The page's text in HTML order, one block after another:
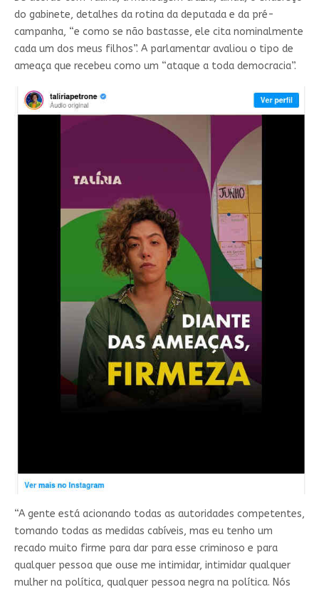
do gabinete, detalhes da rotina da deputada e da pré-
campanha, “e como se não bastasse, ele cita nominalmente
cada um dos meus filhos”. A parlamentar avaliou o tipo de
ameaça que recebeu como um “ataque a toda democracia”.
“A gente está acionando todas as autoridades competentes,
tomando todas as medidas cabíveis, mas eu tenho um
recado muito firme para dar para esse criminoso e para
qualquer pessoa que ouse me intimidar, intimidar qualquer
mulher na política, qualquer pessoa negra na política. Nós